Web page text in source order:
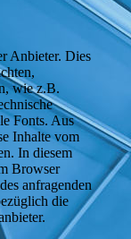
Anbieter. Dies
wie z.B.
Fonts. Aus
Inhalte vom
In diesem
Browser
anfragenden
die